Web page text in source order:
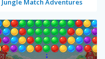
Jungle Match Adventures